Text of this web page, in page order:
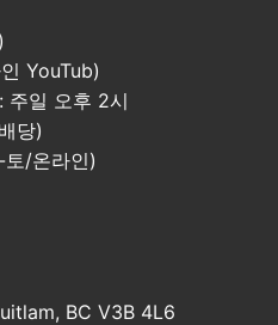
YouTub)
주일 오후 2시
당)
/온라인)
BC V3B 4L6